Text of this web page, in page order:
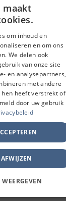
en Big
van
chefs en
Stripe
Invoice
SLIJPERIJ
WORKSHOPS
CHEF & KNIFE |
maakt
om inhoud en
en om ons
We delen ook
van onze site
en analysepartners,
met andere
heeft verstrekt of
door uw gebruik